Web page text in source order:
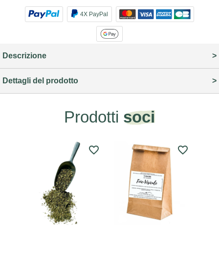
4X PayPal
Descrizione
Dettagli del prodotto
Prodotti soci
favorite_border favorite_border